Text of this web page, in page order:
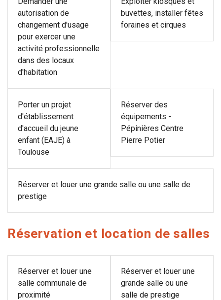
autorisation de
changement d'usage
pour exercer une
activité professionnelle
dans des locaux
d'habitation
buvettes, installer fêtes
foraines et cirques
Porter un projet
d'établissement
d'accueil du jeune
enfant (EAJE) à
Toulouse
Réserver des
équipements -
Pépinières Centre
Pierre Potier
Réserver et louer une grande salle ou une salle de
prestige
Réservation et location de salles
Réserver et louer une
salle communale de
proximité
Réserver et louer une
grande salle ou une
salle de prestige